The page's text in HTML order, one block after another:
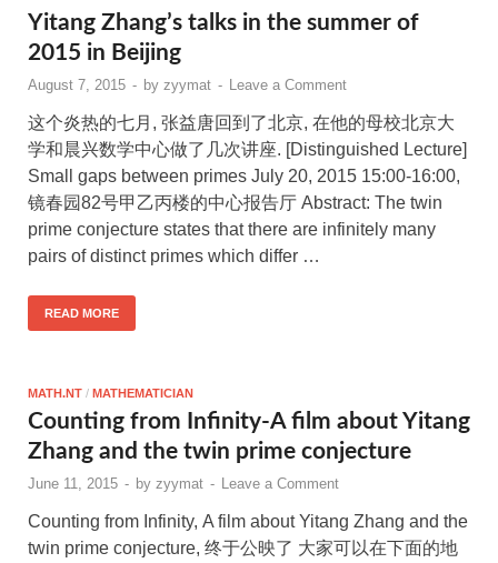
Yitang Zhang’s talks in the summer of
2015 in Beijing
August 7, 2015 - by zyymat - Leave a Comment
这个炎热的七月, 张益唐回到了北京, 在他的母校北京大
学和晨兴数学中心做了几次讲座. [Distinguished Lecture]
Small gaps between primes July 20, 2015 15:00-16:00,
镜春园82号甲乙丙楼的中心报告厅 Abstract: The twin
prime conjecture states that there are infinitely many
pairs of distinct primes which differ …
READ MORE
MATH.NT / MATHEMATICIAN
Counting from Infinity-A film about Yitang
Zhang and the twin prime conjecture
June 11, 2015 - by zyymat - Leave a Comment
Counting from Infinity, A film about Yitang Zhang and the
twin prime conjecture, 终于公映了 大家可以在下面的地